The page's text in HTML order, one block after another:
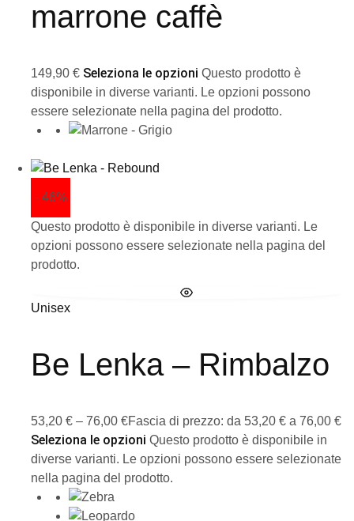
marrone caffè
149,90 € Seleziona le opzioni Questo prodotto è
disponibile in diverse varianti. Le opzioni possono
essere selezionate nella pagina del prodotto.
- 46%
Questo prodotto è disponibile in diverse varianti. Le
opzioni possono essere selezionate nella pagina del
prodotto.
Unisex
Be Lenka – Rimbalzo
53,20 € – 76,00 €Fascia di prezzo: da 53,20 € a 76,00 €
Seleziona le opzioni Questo prodotto è disponibile in
diverse varianti. Le opzioni possono essere selezionate
nella pagina del prodotto.